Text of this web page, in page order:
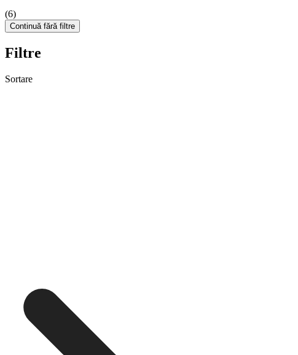
(6)
Continuă fără filtre
Filtre
Sortare